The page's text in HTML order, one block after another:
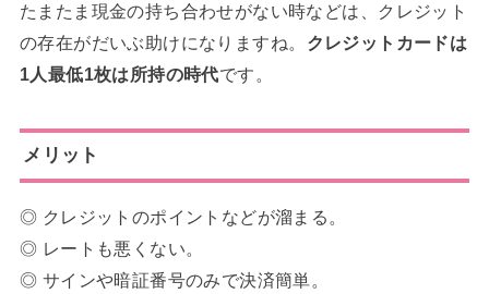
たまたま現金の持ち合わせがない時などは、クレジット
の存在がだいぶ助けになりますね。 クレジットカードは
1人最低1枚は所持の時代です。
メリット
◎ クレジットのポイントなどが溜まる。
◎ レートも悪くない。
◎ サインや暗証番号のみで決済簡単。